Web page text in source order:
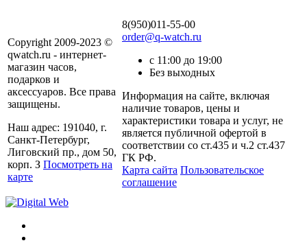
Copyright 2009-2023 ©
qwatch.ru - интернет-
магазин часов,
подарков и
аксессуаров. Все права
защищены.
Наш адрес: 191040, г.
Санкт-Петербург,
Лиговский пр., дом 50,
корп. З Посмотреть на
карте
8(950)011-55-00
order@q-watch.ru
с 11:00 до 19:00
Без выходных
Информация на сайте, включая
наличие товаров, цены и
характеристики товара и услуг, не
является публичной офертой в
соответствии со ст.435 и ч.2 ст.437
ГК РФ.
Карта сайта Пользовательское
соглашение